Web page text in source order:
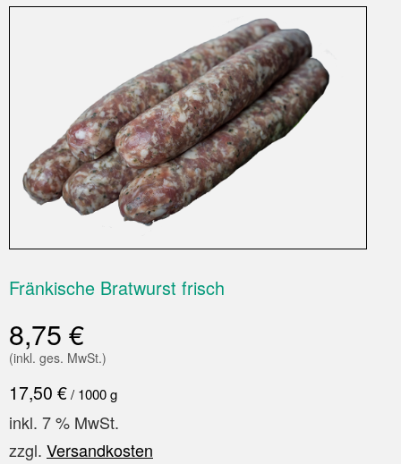
Fränkische Bratwurst frisch
8,75 €
(inkl. ges. MwSt.)
17,50 €/ 1000g
inkl. 7 % MwSt.
zzgl. Versandkosten